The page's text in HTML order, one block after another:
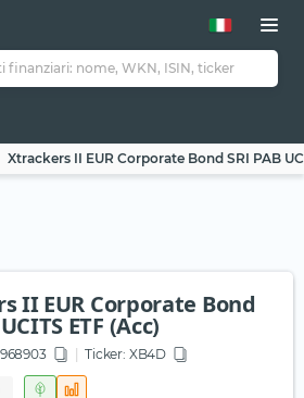
Xtrackers II EUR Corporate Bond SRI PAB
II EUR Corporate Bond
ETF (Acc)
Ticker: XB4D